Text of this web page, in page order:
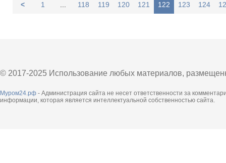
< 1 118 119 120 121 122 123 124
© 2017-2025 Использование любых материалов,
Муром24.рф - Администрация сайта не несет ответственности за
информации, которая является интеллектуальной собственностью сайта.